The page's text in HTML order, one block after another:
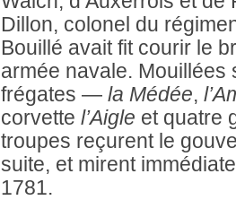
Dillon, colonel du
Bouillé avait fit courir le
armée navale. Mouillées
frégates — la Médée,
corvette l’Aigle et quatre
troupes reçurent le
suite, et mirent
1781.